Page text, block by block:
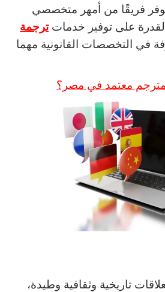
فريقًا من أمهر متخصصي
على توفير خدماتترجمة
في التخصصات القانونية مهما
معتمد في مصر؟
تاريخية وثقافية وطيدة،